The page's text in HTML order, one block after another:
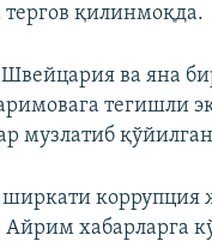
қилинмоқда.
ва яна
тегишли
музлатиб
ширкати
Айрим хабарларга